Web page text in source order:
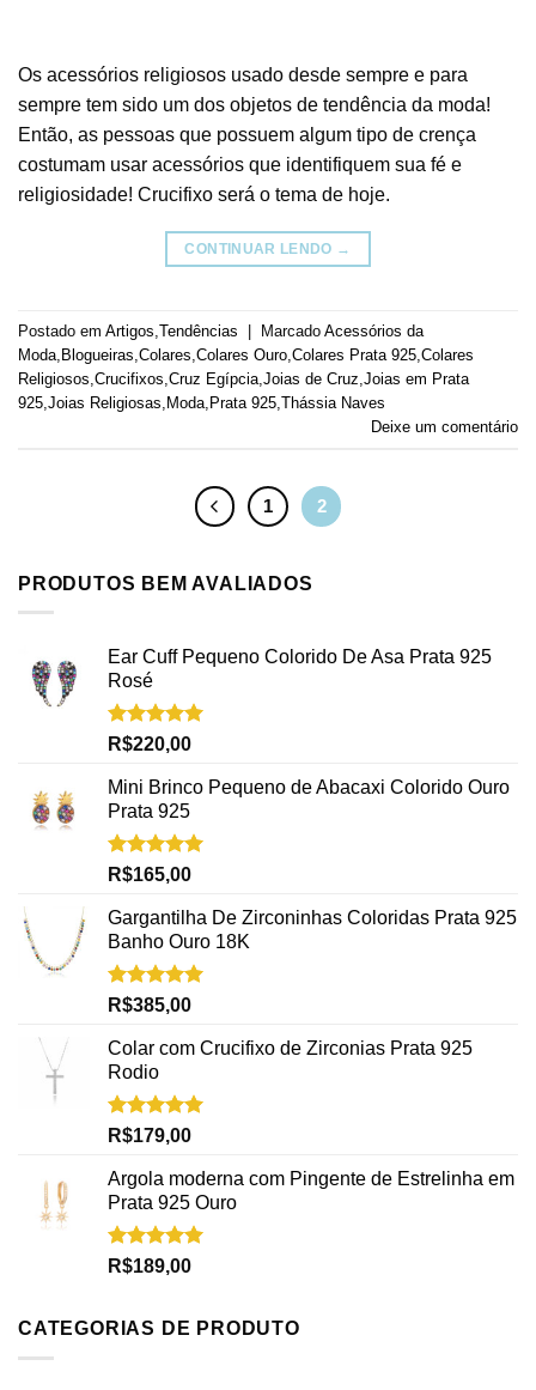
Os acessórios religiosos usado desde sempre e para
sempre tem sido um dos objetos de tendência da moda!
Então, as pessoas que possuem algum tipo de crença
costumam usar acessórios que identifiquem sua fé e
religiosidade! Crucifixo será o tema de hoje.
CONTINUAR LENDO →
Postado em Artigos Tendências | Marcado Acessórios da
Moda Blogueiras Colares Colares Ouro Colares Prata 925 Colares
Religiosos Crucifixos Cruz Egípcia Joias de Cruz Joias em Prata
925 Joias Religiosas Moda Prata 925 Thássia Naves
Deixe um comentário
1 2
PRODUTOS BEM AVALIADOS
Ear Cuff Pequeno Colorido De Asa Prata 925
Rosé
Avaliação
R$220,00
Mini Brinco Pequeno de Abacaxi Colorido Ouro
Prata 925
Avaliação
R$165,00
Gargantilha De Zirconinhas Coloridas Prata 925
Banho Ouro 18K
Avaliação
R$385,00
Colar com Crucifixo de Zirconias Prata 925
Rodio
Avaliação
R$179,00
Argola moderna com Pingente de Estrelinha em
Prata 925 Ouro
Avaliação
R$189,00
CATEGORIAS DE PRODUTO